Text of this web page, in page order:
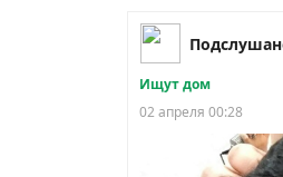
Ищут дом
02 апреля 00:28